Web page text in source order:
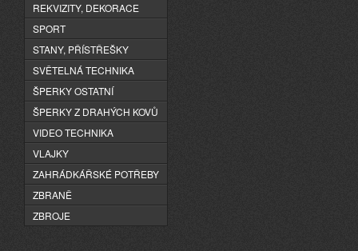
REKVIZITY, DEKORACE
SPORT
STANY, PŘÍSTŘEŠKY
SVĚTELNÁ TECHNIKA
ŠPERKY OSTATNÍ
ŠPERKY Z DRAHÝCH KOVŮ
VIDEO TECHNIKA
VLAJKY
ZAHRÁDKÁŘSKÉ POTŘEBY
ZBRANĚ
ZBROJE